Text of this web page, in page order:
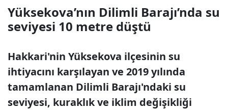
Yüksekova’nın Dilimli Barajı’nda su
seviyesi 10 metre düştü
Hakkari'nin Yüksekova ilçesinin su
ihtiyacını karşılayan ve 2019 yılında
tamamlanan Dilimli Barajı'ndaki su
seviyesi, kuraklık ve iklim değişikliği